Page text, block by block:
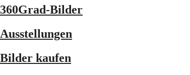
360Grad-Bilder
Ausstellungen
Bilder kaufen